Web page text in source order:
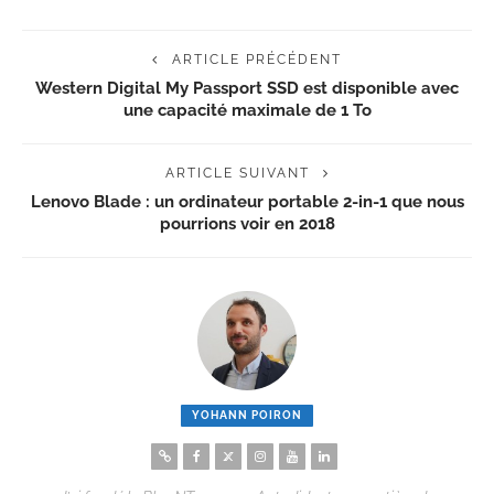
ARTICLE PRÉCÉDENT
Western Digital My Passport SSD est disponible avec
une capacité maximale de 1 To
ARTICLE SUIVANT
Lenovo Blade : un ordinateur portable 2-in-1 que nous
pourrions voir en 2018
YOHANN POIRON